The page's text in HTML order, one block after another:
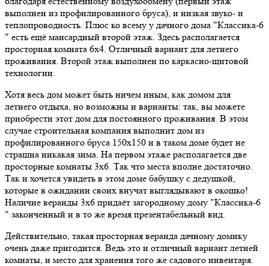
выполнен из профилированного бруса), и низкая звуко- и
теплопроводность. Плюс ко всему у дачного дома "Классика-6
" есть ещё мансардный второй этаж. Здесь располагается
просторная комната 6х4. Отличный вариант для летнего
проживания. Второй этаж выполнен по каркасно-щитовой
технологии.
Хотя весь дом может быть ничем иным, как домом для
летнего отдыха, но возможны и варианты: так, вы можете
приобрести этот дом для постоянного проживания. В этом
случае строительная компания выполнит дом из
профилированного бруса 150х150 и в таком доме будет не
страшна никакая зима. На первом этаже располагается две
просторные комнаты 3х6. Так что места вполне достаточно.
Так и хочется увидеть в этом доме бабушку с дедушкой,
которые в ожидании своих внучат выглядывают в окошко!
Наличие веранды 3х6 придаёт загородному дому "Классика-6
" законченный и в то же время презентабельный вид.
Действительно, такая просторная веранда дачному домику
очень даже пригодится. Ведь это и отличный вариант летней
комнаты, и место для хранения того же садового инвентаря.